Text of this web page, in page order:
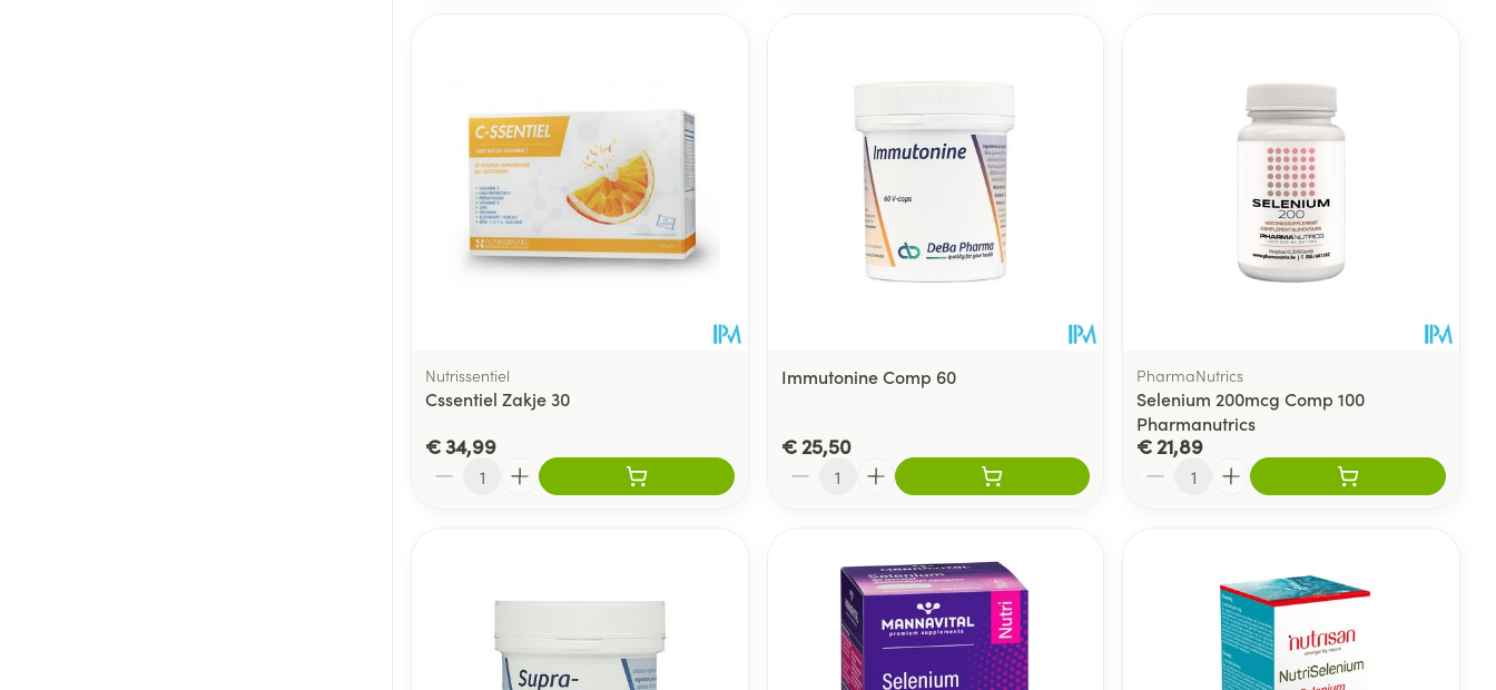
Nutrissentiel
Cssentiel Zakje 30
€ 34,99
Immutonine Comp 60
€ 25,50
PharmaNutrics
Selenium 200mcg Comp 100
Pharmanutrics
€ 21,89